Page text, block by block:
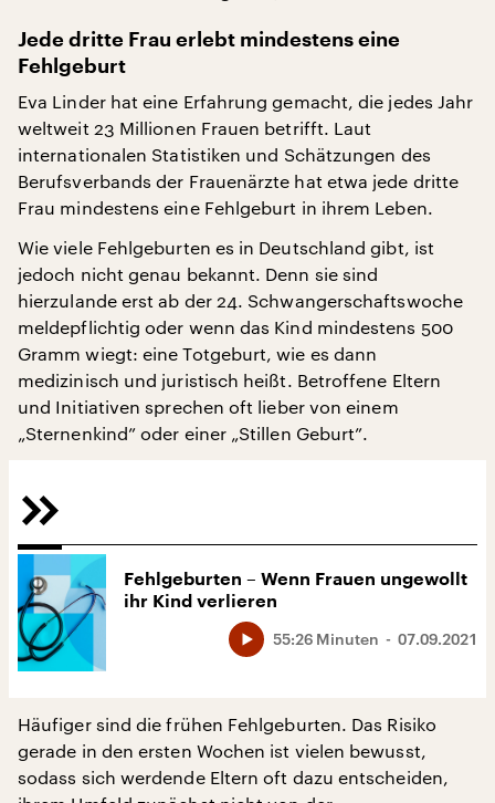
Jede dritte Frau erlebt mindestens eine
Fehlgeburt
Eva Linder hat eine Erfahrung gemacht, die jedes Jahr
weltweit 23 Millionen Frauen betrifft. Laut
internationalen Statistiken und Schätzungen des
Berufsverbands der Frauenärzte hat etwa jede dritte
Frau mindestens eine Fehlgeburt in ihrem Leben.
Wie viele Fehlgeburten es in Deutschland gibt, ist
jedoch nicht genau bekannt. Denn sie sind
hierzulande erst ab der 24. Schwangerschaftswoche
meldepflichtig oder wenn das Kind mindestens 500
Gramm wiegt: eine Totgeburt, wie es dann
medizinisch und juristisch heißt. Betroffene Eltern
und Initiativen sprechen oft lieber von einem
„Sternenkind” oder einer „Stillen Geburt”.
Fehlgeburten – Wenn Frauen ungewollt
ihr Kind verlieren
07.09.2021
55:26 Minuten
Häufiger sind die frühen Fehlgeburten. Das Risiko
gerade in den ersten Wochen ist vielen bewusst,
sodass sich werdende Eltern oft dazu entscheiden,